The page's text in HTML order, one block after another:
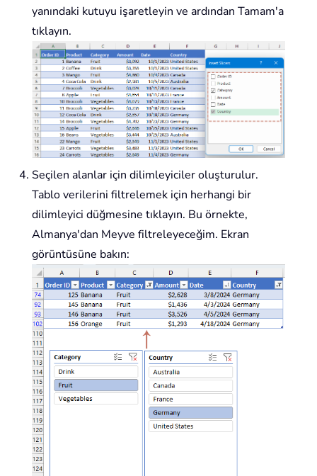
yanındaki kutuyu işaretleyin ve ardından Tamam'a
tıklayın.
Seçilen alanlar için dilimleyiciler oluşturulur.
Tablo verilerini filtrelemek için herhangi bir
dilimleyici düğmesine tıklayın. Bu örnekte,
Almanya'dan Meyve filtreleyeceğim. Ekran
görüntüsüne bakın: